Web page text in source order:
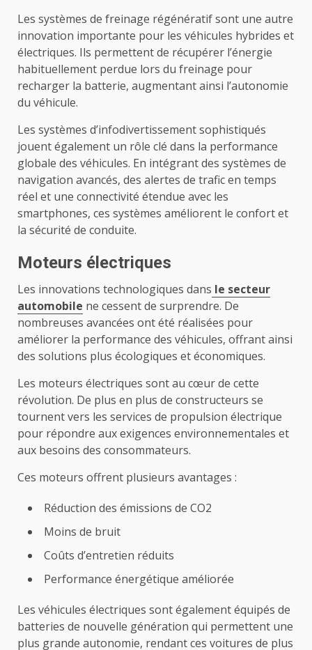
Les systèmes de freinage régénératif sont une autre
innovation importante pour les véhicules hybrides et
électriques. Ils permettent de récupérer l’énergie
habituellement perdue lors du freinage pour
recharger la batterie, augmentant ainsi l’autonomie
du véhicule.
Les systèmes d’infodivertissement sophistiqués
jouent également un rôle clé dans la performance
globale des véhicules. En intégrant des systèmes de
navigation avancés, des alertes de trafic en temps
réel et une connectivité étendue avec les
smartphones, ces systèmes améliorent le confort et
la sécurité de conduite.
Moteurs électriques
Les innovations technologiques dans le secteur
automobile ne cessent de surprendre. De
nombreuses avancées ont été réalisées pour
améliorer la performance des véhicules, offrant ainsi
des solutions plus écologiques et économiques.
Les moteurs électriques sont au cœur de cette
révolution. De plus en plus de constructeurs se
tournent vers les services de propulsion électrique
pour répondre aux exigences environnementales et
aux besoins des consommateurs.
Ces moteurs offrent plusieurs avantages :
Réduction des émissions de CO2
Moins de bruit
Coûts d’entretien réduits
Performance énergétique améliorée
Les véhicules électriques sont également équipés de
batteries de nouvelle génération qui permettent une
plus grande autonomie, rendant ces voitures de plus